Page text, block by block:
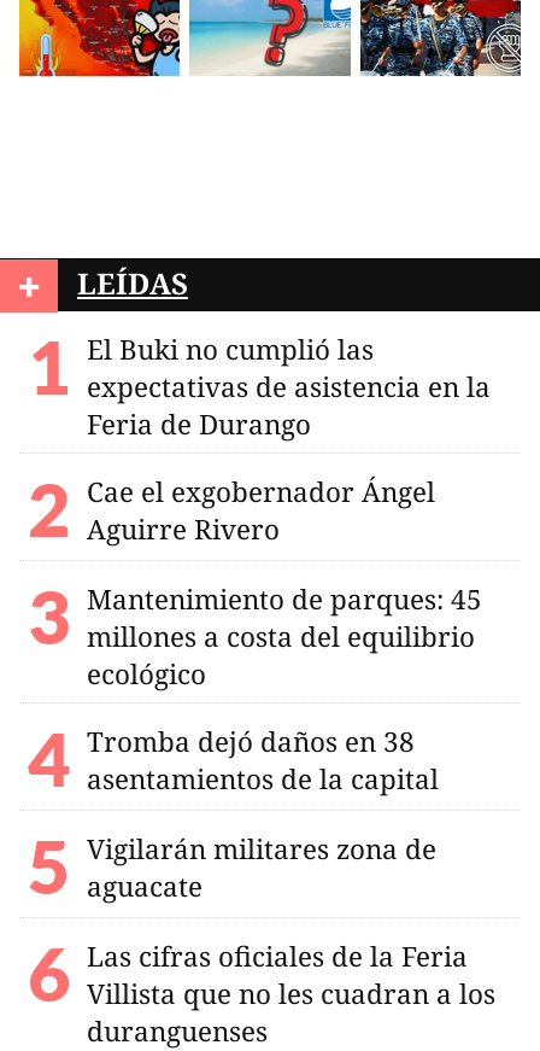
+ LEÍDAS
El Buki no cumplió las
expectativas de asistencia en la
Feria de Durango
Cae el exgobernador Ángel
Aguirre Rivero
Mantenimiento de parques: 45
millones a costa del equilibrio
ecológico
Tromba dejó daños en 38
asentamientos de la capital
Vigilarán militares zona de
aguacate
Las cifras oficiales de la Feria
Villista que no les cuadran a los
duranguenses